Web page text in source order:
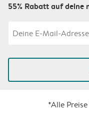
55% Rabatt auf deine
*Alle